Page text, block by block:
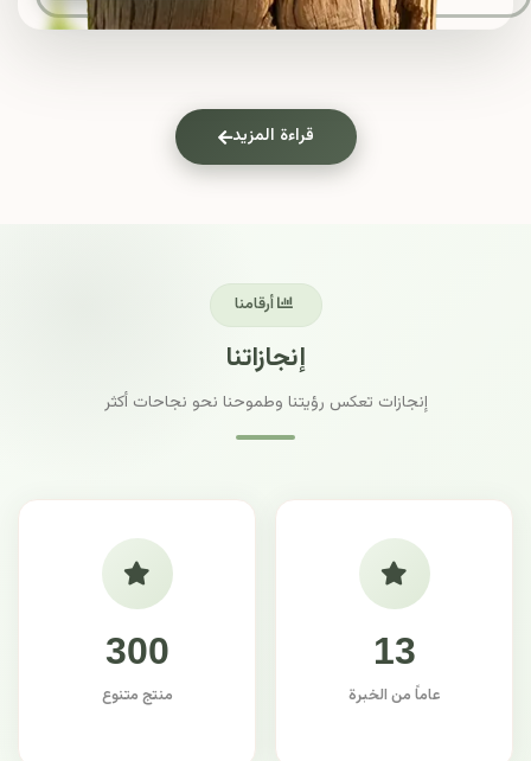
قراءة المزيد
أرقامنا
إنجازاتنا
إنجازات تعكس رؤيتنا وطموحنا نحو نجاحات أكثر
13
عاماً من الخبرة
300
منتج متنوع